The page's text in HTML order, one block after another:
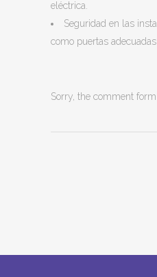
eléctrica.
Seguridad en las
como puertas
Sorry, the comment